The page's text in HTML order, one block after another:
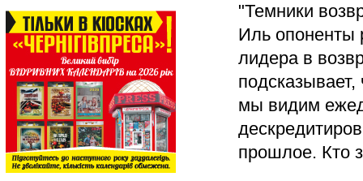
"Темники
Иль опоненты
лидера в
мы видим
прошлое. Кто